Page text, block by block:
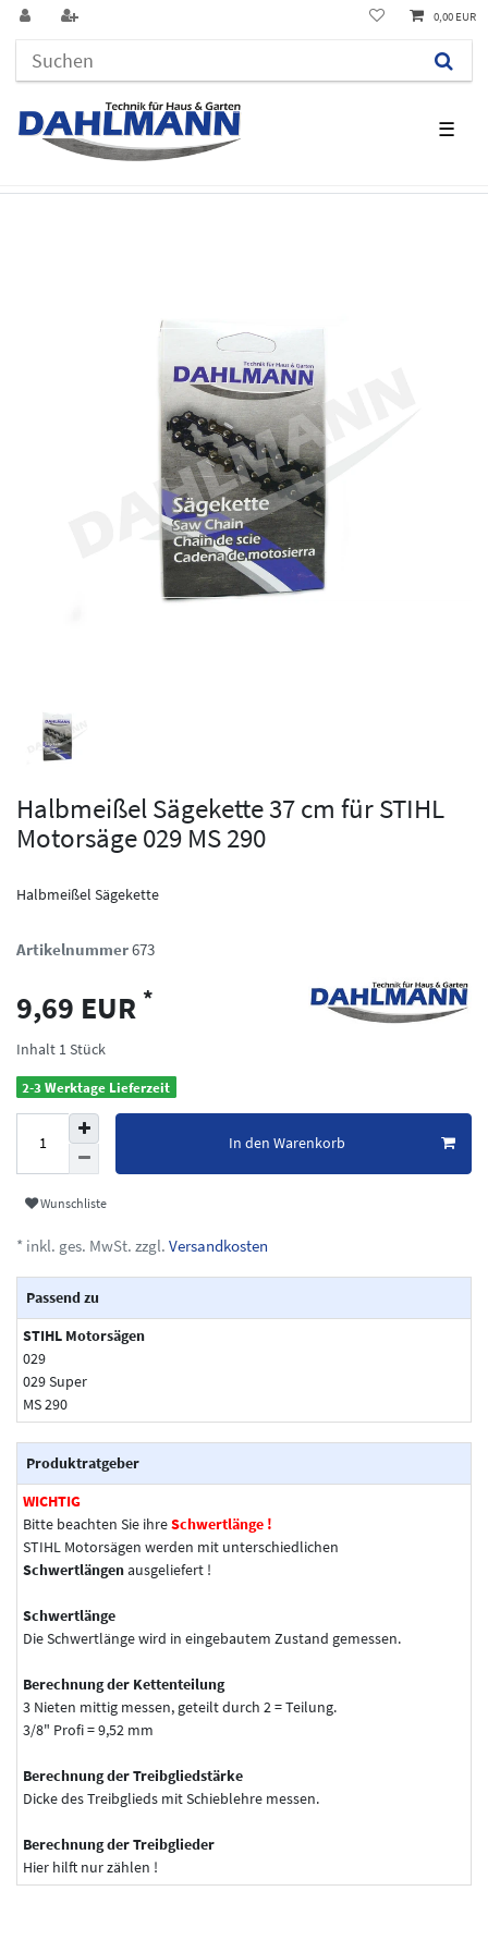
☰
0,00 EUR
Halbmeißel Sägekette 37 cm für STIHL
Motorsäge 029 MS 290
Halbmeißel Sägekette
Artikelnummer673
9,69 EUR *
Inhalt 1 Stück
2-3 Werktage Lieferzeit
In den Warenkorb
Wunschliste
* inkl. ges. MwSt. zzgl. Versandkosten
Passend zu
STIHL Motorsägen
029
029 Super
MS 290
Produktratgeber
WICHTIG
Bitte beachten Sie ihreSchwertlänge !
STIHL Motorsägen werden mit unterschiedlichen
Schwertlängenausgeliefert !
Schwertlänge
Die Schwertlänge wird in eingebautem Zustand gemessen.
Berechnung der Kettenteilung
3 Nieten mittig messen, geteilt durch 2 = Teilung.
3/8" Profi = 9,52 mm
Berechnung der Treibgliedstärke
Dicke des Treibglieds mit Schieblehre messen.
Berechnung der Treibglieder
Hier hilft nur zählen !